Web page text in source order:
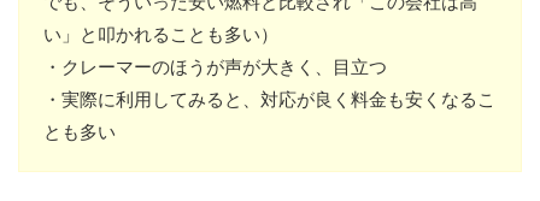
い」と叩かれることも多い）
・クレーマーのほうが声が大きく、目立つ
・実際に利用してみると、対応が良く料金も安くなるこ
とも多い